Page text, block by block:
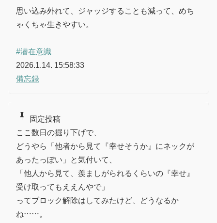
思い込み外れて、ジャッジすることも減って、めち
ゃくちゃ生きやすい。
#潜在意識
2026.1.14. 15:58:33
備忘録
push_pin
固定投稿
ここ数日の掘り下げで、
どうやら「他者から見て『幸せそうか』にネックが
あったっぽい」と気付いて、
「他人から見て、羨ましがられるくらいの『幸せ』
受け取ってもええんやで」
ってブロック解除はしてみたけど、どうなるか
ね……。